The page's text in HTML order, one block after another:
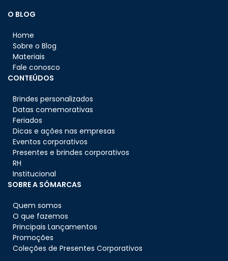
O BLOG
Home
Sobre o Blog
Materiais
Fale conosco
CONTEÚDOS
Brindes personalizados
Datas comemorativas
Feriados
Dicas e ações nas empresas
Eventos corporativos
Presentes e brindes corporativos
RH
Institucional
SOBRE A SÓMARCAS
Quem somos
O que fazemos
Principais Lançamentos
Promoções
Coleções de Presentes Corporativos